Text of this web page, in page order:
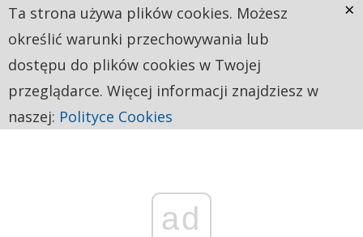
ad
Ta strona używa plików cookies. Możesz
określić warunki przechowywania lub
dostępu do plików cookies w Twojej
przeglądarce. Więcej informacji znajdziesz w
naszej: Polityce Cookies
×